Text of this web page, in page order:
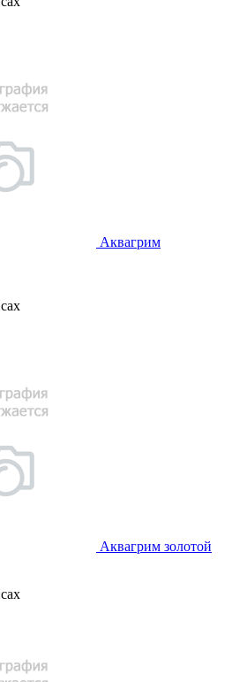
Аквагрим
Аквагрим золотой